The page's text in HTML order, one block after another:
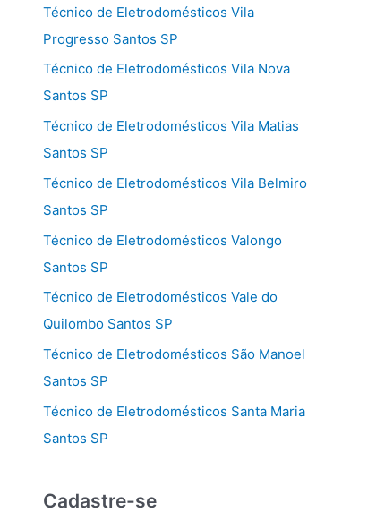
Técnico de Eletrodomésticos Vila
Progresso Santos SP
Técnico de Eletrodomésticos Vila Nova
Santos SP
Técnico de Eletrodomésticos Vila Matias
Santos SP
Técnico de Eletrodomésticos Vila Belmiro
Santos SP
Técnico de Eletrodomésticos Valongo
Santos SP
Técnico de Eletrodomésticos Vale do
Quilombo Santos SP
Técnico de Eletrodomésticos São Manoel
Santos SP
Técnico de Eletrodomésticos Santa Maria
Santos SP
Cadastre-se